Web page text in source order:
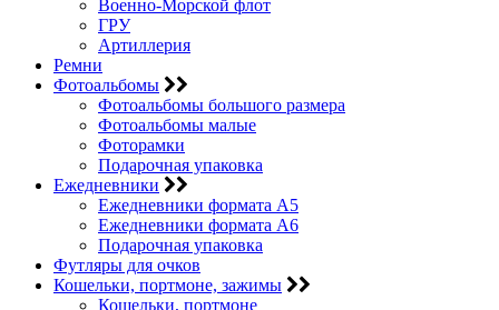
Военно-Морской флот
ГРУ
Артиллерия
Ремни
Фотоальбомы
Фотоальбомы большого размера
Фотоальбомы малые
Фоторамки
Подарочная упаковка
Ежедневники
Ежедневники формата А5
Ежедневники формата А6
Подарочная упаковка
Футляры для очков
Кошельки, портмоне, зажимы
Кошельки, портмоне